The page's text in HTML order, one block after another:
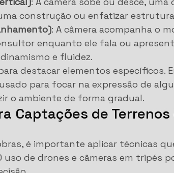
construção ou enfatizar
: A câmera acompanha o
enquanto ele fala ou
e fluidez.
destacar elementos específicos.
para focar na expressão de
o ambiente de forma gradual.
Captações de Terrenos
é importante aplicar técnicas
uso de drones e câmeras em tripés